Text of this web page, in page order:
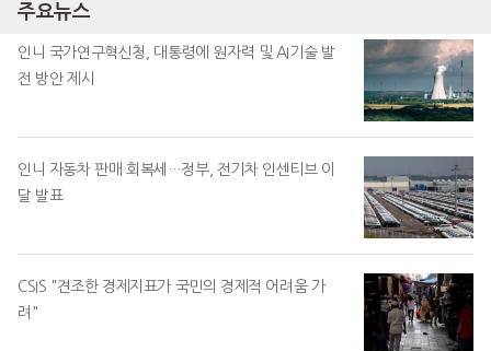
주요뉴스
인니 국가연구혁신청, 대통령에 원자력 및 AI기술 발
전 방안 제시
인니 자동차 판매 회복세…정부, 전기차 인센티브 이
달 발표
CSIS "견조한 경제지표가 국민의 경제적 어려움 가
려"